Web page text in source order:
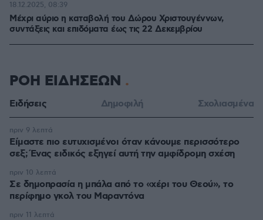
Μέχρι αύριο η καταβολή του Δώρου Χριστουγέννων,
συντάξεις και επιδόματα έως τις 22 Δεκεμβρίου
18.12.2025, 08:39
ΡΟΗ ΕΙΔΗΣΕΩΝ
Ειδήσεις Δημοφιλή Σχολιασμένα
Είμαστε πιο ευτυχισμένοι όταν κάνουμε περισσότερο
σεξ; Ένας ειδικός εξηγεί αυτή την αμφίδρομη σχέση
πριν 9 λεπτά
Σε δημοπρασία η μπάλα από το «χέρι του Θεού», το
περίφημο γκολ του Μαραντόνα
πριν 10 λεπτά
πριν 11 λεπτά